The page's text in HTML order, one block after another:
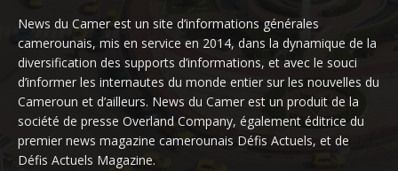
News du Camer est un site d’informations générales
camerounais, mis en service en 2014, dans la dynamique de la
diversification des supports d’informations, et avec le souci
d’informer les internautes du monde entier sur les nouvelles du
Cameroun et d’ailleurs. News du Camer est un produit de la
société de presse Overland Company, également éditrice du
premier news magazine camerounais Défis Actuels, et de
Défis Actuels Magazine.